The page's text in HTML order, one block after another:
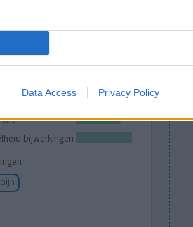
Data Access Privacy Policy
bijwerkingen